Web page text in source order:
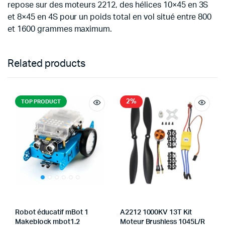
repose sur des moteurs 2212, des hélices 10×45 en 3S
et 8×45 en 4S pour un poids total en vol situé entre 800
et 1600 grammes maximum.
Related products
TOP PRODUCT
Robot éducatif mBot 1
Makeblock mbot1.2
2%
A2212 1000KV 13T Kit
Moteur Brushless 1045L/R